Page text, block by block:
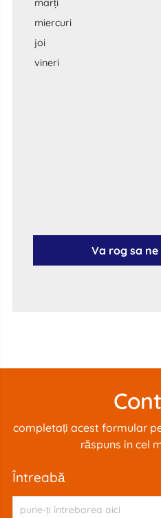
marți
miercuri
joi
vineri
Va rog sa
completați acest formular
răspuns în cel
întreabă